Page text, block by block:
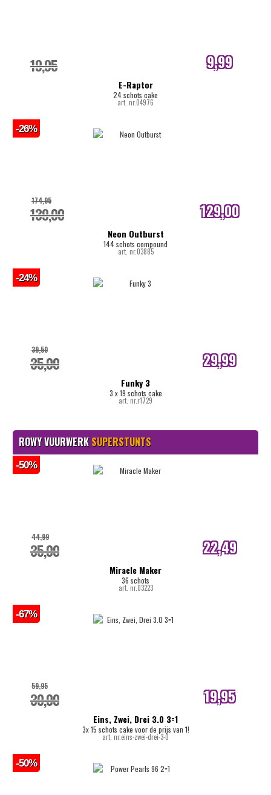
E-Raptor
24 schots cake
art. nr.04976
19,95 9,99
internetprijs
Neon Outburst
144 schots compound
art. nr.03885
139,00
174,95 129,00
internetprijs
-26%
Funky 3
3 x 19 schots cake
art. nr.r1729
35,00
39,50 29,99
internetprijs
-24%
ROWY VUURWERKSUPERSTUNTS
Miracle Maker
36 schots
art. nr.03223
35,00
44,99 22,49
internetprijs
-50%
Eins, Zwei, Drei 3.0 3=1
3x 15 schots cake voor de prijs van 1!
art. nr.eins-zwei-drei-3-0
30,00
59,95 19,95
internetprijs
-67%
-50%